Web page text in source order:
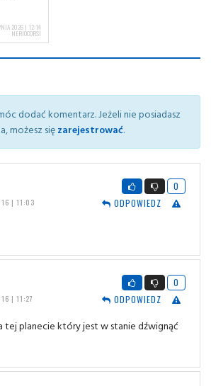
2026 | 12:14
NERIOCORSI
dodać komentarz. Jeżeli nie posiadasz
możesz sięzarejestrować.
| 11:03
0
ODPOWIEDZ
| 11:27
0
ODPOWIEDZ
tej planecie który jest w stanie dźwignąć